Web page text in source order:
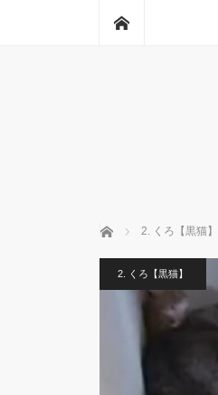
ホーム 2. くろ【黒猫】
2. くろ【黒猫】